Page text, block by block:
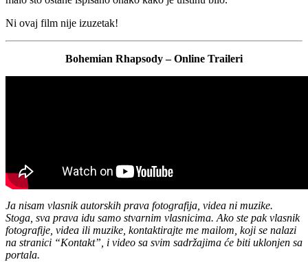
Ni ovaj film nije izuzetak!
Bohemian Rhapsody – Online Traileri
Ja nisam vlasnik autorskih prava fotografija, videa ni muzike.
Stoga, sva prava idu samo stvarnim vlasnicima. Ako ste pak vlasnik
fotografije, videa ili muzike, kontaktirajte me mailom, koji se nalazi
na stranici “Kontakt”, i video sa svim sadržajima će biti uklonjen sa
portala.